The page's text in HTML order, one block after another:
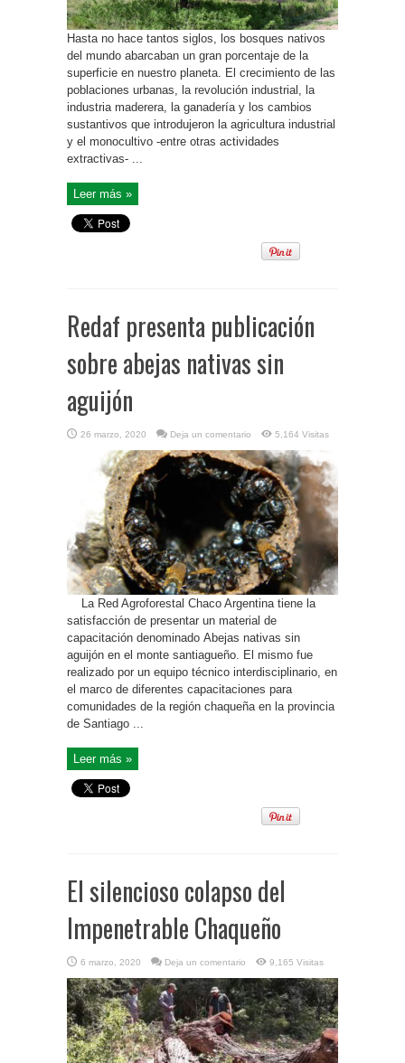
Hasta no hace tantos siglos, los bosques nativos
del mundo abarcaban un gran porcentaje de la
superficie en nuestro planeta. El crecimiento de las
poblaciones urbanas, la revolución industrial, la
industria maderera, la ganadería y los cambios
sustantivos que introdujeron la agricultura industrial
y el monocultivo -entre otras actividades
extractivas- ...
Leer más »
Redaf presenta publicación
sobre abejas nativas sin
aguijón
26 marzo, 2020 Deja un comentario 5,164 Visitas
La Red Agroforestal Chaco Argentina tiene la
satisfacción de presentar un material de
capacitación denominado Abejas nativas sin
aguijón en el monte santiagueño. El mismo fue
realizado por un equipo técnico interdisciplinario, en
el marco de diferentes capacitaciones para
comunidades de la región chaqueña en la provincia
de Santiago ...
Leer más »
El silencioso colapso del
Impenetrable Chaqueño
6 marzo, 2020 Deja un comentario 9,165 Visitas